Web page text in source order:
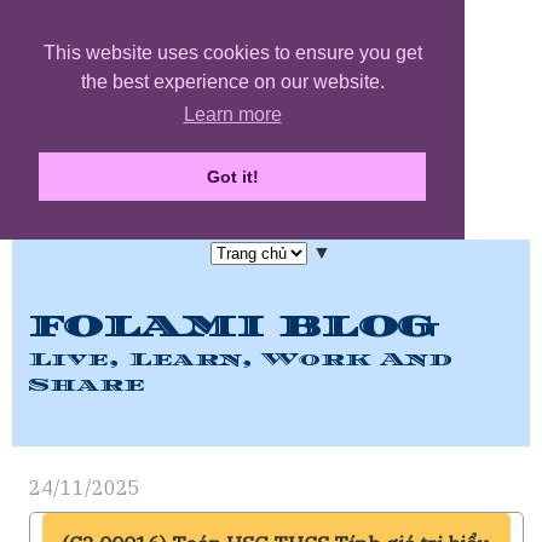
This website uses cookies to ensure you get
the best experience on our website.
Learn more
Got it!
▼
FOLAMI BLOG
Live, Learn, Work And
Share
24/11/2025